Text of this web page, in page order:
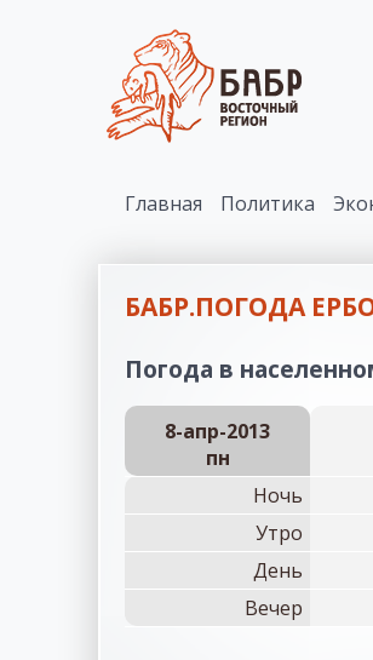
Главная Политика
БАБР.ПОГОДА
Погода в
8-апр-2013
пн
Ночь
Утро
День
Вечер